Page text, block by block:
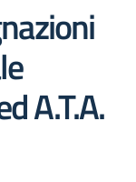
A.T.A.